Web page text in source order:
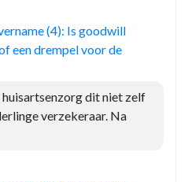
(4): Is goodwill
een drempel voor de
dit niet zelf
verzekeraar. Na